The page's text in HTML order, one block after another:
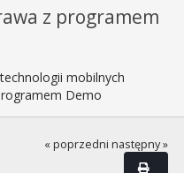
z programem
mobilnych
Demo
« poprzedni następny »